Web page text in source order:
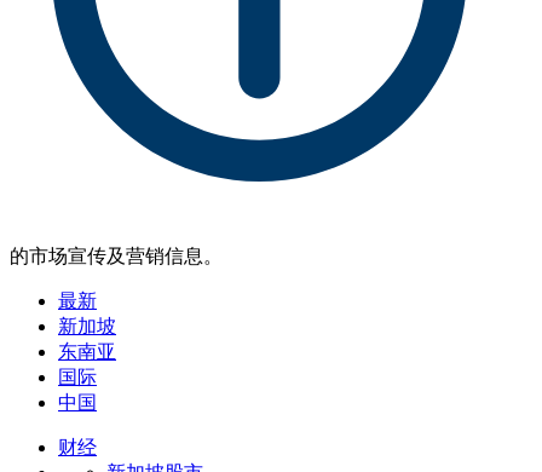
的市场宣传及营销信息。
最新
新加坡
东南亚
国际
中国
财经